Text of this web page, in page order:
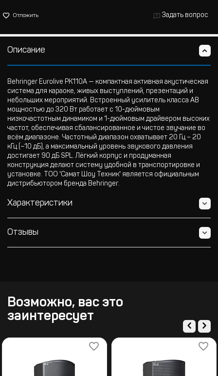
Отложить Задать вопрос
Описание
Behringer Eurolive PK110A — компактная активная акустическая
система для караоке, живых выступлений, презентаций и
небольших мероприятий. Встроенный усилитель класса AB
мощностью до 320 Вт работает с 10-дюймовым
низкочастотным динамиком и 1-дюймовым драйвером высоких
частот, обеспечивая сбалансированное и чистое звучание во
всём диапазоне. Частотный диапазон охватывает 20 Гц – 20
кГц (−10 дБ), а максимальный уровень звукового давления
достигает 90 дБ SPL. Лёгкий корпус и продуманная
конструкция делают систему удобной в транспортировке и
установке. ТОО 'Самат Шоу Техник' является официальным
дистрибьютором бренда Behringer.
Характеристики
Отзывы
Возможно, вас это
заинтересует